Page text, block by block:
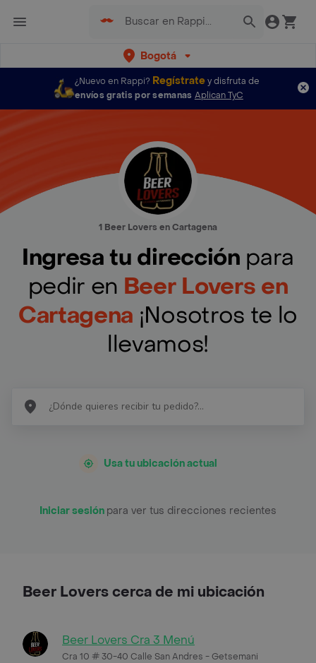
Bogotá
¿Nuevo en Rappi? Regístratey disfruta de
envíos gratis por semanas Aplican TyC
1 Beer Lovers en Cartagena
Ingresa tu dirección para
pedir en Beer Lovers en
Cartagena ¡Nosotros te lo
llevamos!
Usa tu ubicación actual
Iniciar sesión para ver tus direcciones recientes
Beer Lovers cerca de mi ubicación
Beer Lovers Cra 3 Menú
Cra 10 # 30-40 Calle San Andres - Getsemani